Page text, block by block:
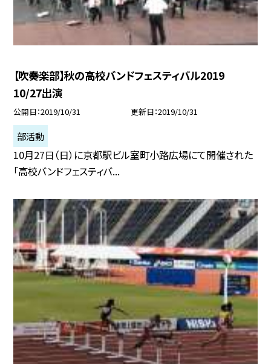
【吹奏楽部】秋の高校バンドフェスティバル2019
10/27出演
公開日 2019/10/31 更新日 2019/10/31
部活動
10月27日（日）に京都駅ビル室町小路広場にて開催された
「高校バンドフェスティバ...